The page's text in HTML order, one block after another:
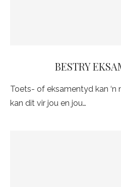
BESTRY
Toets- of eksamentyd kan ‘n
kan dit vir jou en jou…